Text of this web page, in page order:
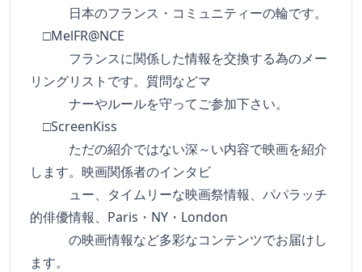
日本のフランス・コミュニティーの輪です。
□MelFR@NCE
フランスに関係した情報を交換する為のメー
リングリストです。質問などマ
ナーやルールを守ってご参加下さい。
□ScreenKiss
ただの紹介ではない深～い内容で映画を紹介
します。映画関係者のインタビ
ュー、タイムリーな映画祭情報、パパラッチ
的俳優情報、Paris・NY・London
の映画情報など多彩なコンテンツでお届けし
ます。